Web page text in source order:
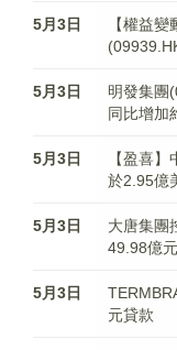
5月3日
【權益
5月3日
明發集團
同比增加
5月3日
【盈喜
於2.95億
5月3日
大唐集團
49.98億
5月3日
元貸款